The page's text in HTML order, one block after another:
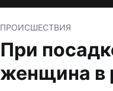
ПРОИСШЕСТВИЯ
При
женщина в